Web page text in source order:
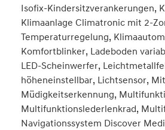
Isofix-Kindersitzverankerungen,
Klimaanlage Climatronic mit 2-
Temperaturregelung,
Komfortblinker, Ladeboden
LED-Scheinwerfer,
höheneinstellbar, Lichtsensor,
Müdigkeitserkennung,
Multifunktionslederlenkrad,
Navigationssystem Discover